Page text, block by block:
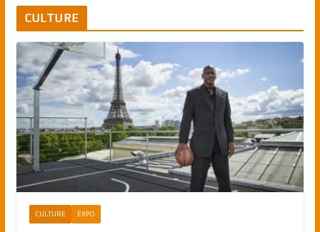
CULTURE
CULTURE EXPO